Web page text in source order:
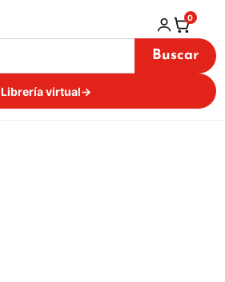
Buscar
Librería virtual→
0